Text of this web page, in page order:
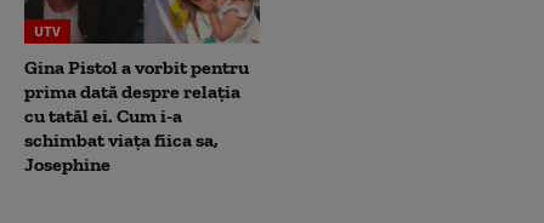
UTV
Gina Pistol a vorbit pentru
prima dată despre relația
cu tatăl ei. Cum i-a
schimbat viața fiica sa,
Josephine